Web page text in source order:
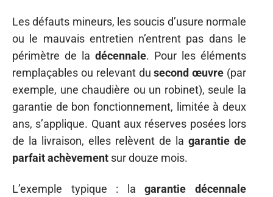
Les défauts mineurs, les soucis d’usure normale
ou le mauvais entretien n’entrent pas dans le
périmètre de la décennale. Pour les éléments
remplaçables ou relevant dusecond œuvre (par
exemple, une chaudière ou un robinet), seule la
garantie de bon fonctionnement, limitée à deux
ans, s’applique. Quant aux réserves posées lors
de la livraison, elles relèvent de la garantie de
parfait achèvement sur douze mois.
L’exemple typique : lagarantie décennale